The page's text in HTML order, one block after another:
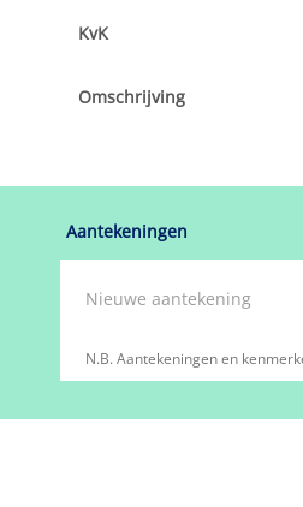
KvK
Omschrijving
Aantekeningen
N.B. Aantekeningen en